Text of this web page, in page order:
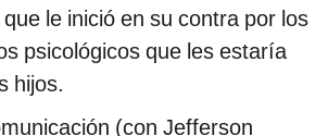
le inició en su contra por los
psicológicos que les estaría
hijos.
(con Jefferson